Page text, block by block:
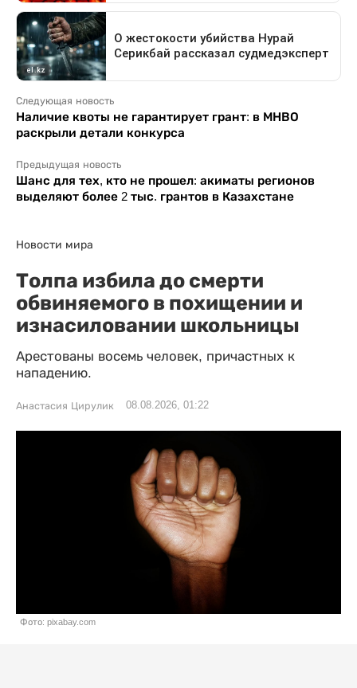
Следующая новость
Наличие квоты не гарантирует грант: в МНВО
раскрыли детали конкурса
Предыдущая новость
Шанс для тех, кто не прошел: акиматы регионов
выделяют более 2 тыс. грантов в Казахстане
Новости мира
Толпа избила до смерти
обвиняемого в похищении и
изнасиловании школьницы
Арестованы восемь человек, причастных к
нападению.
Анастасия Цирулик 08.08.2026, 01:22
Фото: pixabay.com